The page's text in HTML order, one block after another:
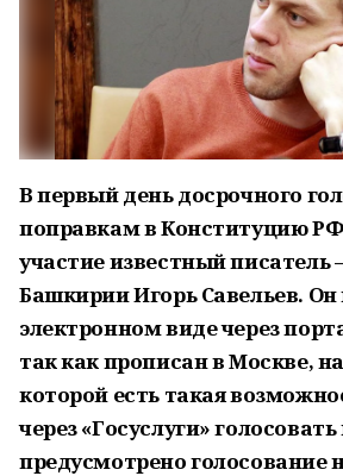
В первый день досрочного
поправкам в Конституцию
участие известный
Башкирии Игорь Савельев. Он
электронном виде через
так как прописан в Москве,
которой есть такая
через «Госуслуги» голосовать
предусмотрено голосование